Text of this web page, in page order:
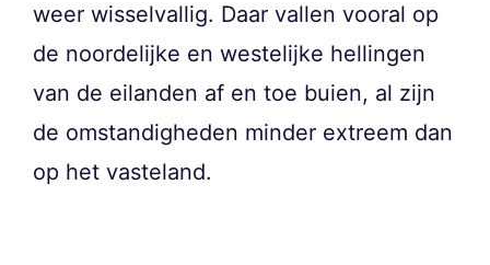
weer wisselvallig. Daar vallen vooral op
de noordelijke en westelijke hellingen
van de eilanden af en toe buien, al zijn
de omstandigheden minder extreem dan
op het vasteland.